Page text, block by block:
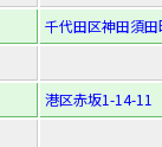
千代田区神田須
港区赤坂1-14-11